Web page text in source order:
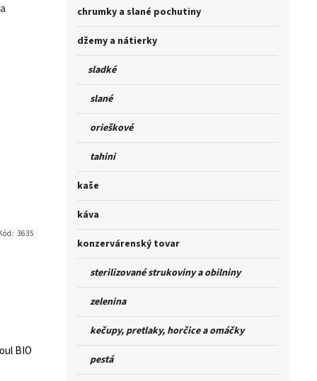
chrumky a slané pochutiny
džemy a nátierky
sladké
slané
orieškové
tahini
kaše
káva
konzervárenský tovar
sterilizované strukoviny a obilniny
zelenina
kečupy, pretlaky, horčice a omáčky
pestá
BIO
3635